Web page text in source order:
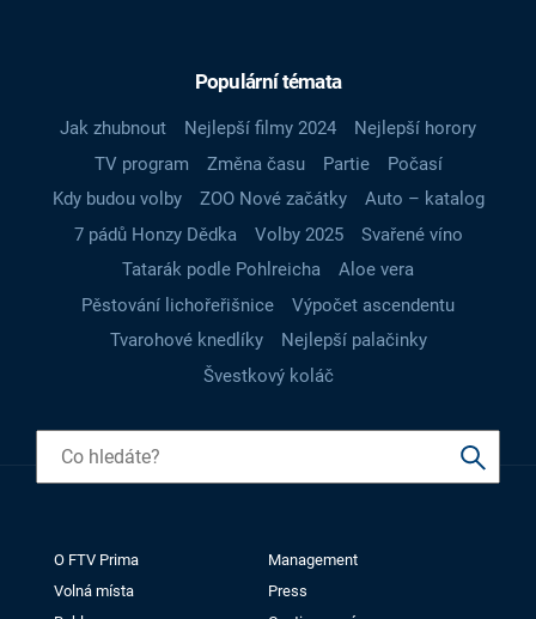
Populární témata
Jak zhubnout Nejlepší filmy 2024
Nejlepší horory
TV program
Změna času Partie
Počasí
Kdy budou volby
ZOO Nové začátky
Auto – katalog
7 pádů Honzy Dědka
Volby 2025
Svařené víno
Tatarák podle Pohlreicha
Aloe vera
Pěstování lichořeřišnice
Výpočet ascendentu
Tvarohové knedlíky
Nejlepší palačinky
Švestkový koláč
O FTV Prima
Management
Volná místa
Press